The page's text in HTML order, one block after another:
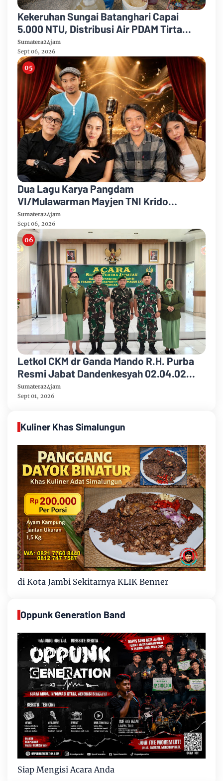
Kekeruhan Sungai Batanghari Capai
5.000 NTU, Distribusi Air PDAM Tirta
Mayang di Sejumlah Wilayah Terganggu
Sumatera24jam
Sept 06, 2026
Dua Lagu Karya Pangdam
VI/Mulawarman Mayjen TNI Krido
Pramono Jadi Ikon Singing Competition
HUT Ke-81 RI
Sumatera24jam
Sept 06, 2026
Letkol CKM dr Ganda Mando R.H. Purba
Resmi Jabat Dandenkesyah 02.04.02
Jambi, Awal Penugasan Diwarnai Misi
Satgas ke Mesir
Sumatera24jam
Sept 01, 2026
Kuliner Khas Simalungun
di Kota Jambi Sekitarnya KLIK Benner
Oppunk Generation Band
Siap Mengisi Acara Anda